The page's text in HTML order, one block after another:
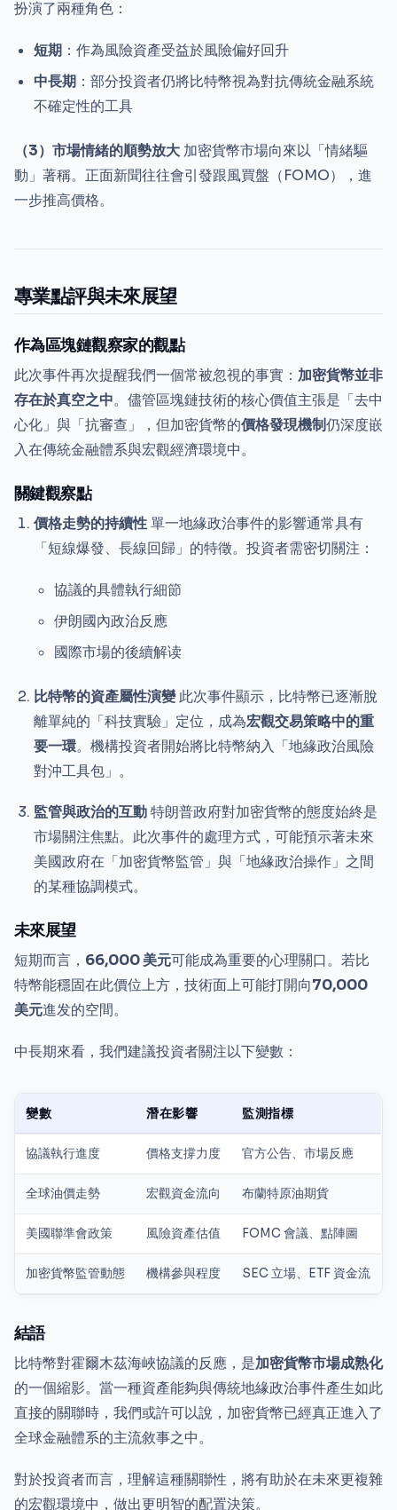
扮演了兩種角色：
短期 ：作為風險資產受益於風險偏好回升
中長期 ：部分投資者仍將比特幣視為對抗傳統金融系統
不確定性的工具
（3）市場情緒的順勢放大 加密貨幣市場向來以「情緒驅
動」著稱。正面新聞往往會引發跟風買盤（FOMO），進
一步推高價格。
專業點評與未來展望
作為區塊鏈觀察家的觀點
此次事件再次提醒我們一個常被忽視的事實： 加密貨幣並非
存在於真空之中。儘管區塊鏈技術的核心價值主張是「去中
心化」與「抗審查」，但加密貨幣的價格發現機制仍深度嵌
入在傳統金融體系與宏觀經濟環境中。
關鍵觀察點
價格走勢的持續性單一地緣政治事件的影響通常具有
「短線爆發、長線回歸」的特徵。投資者需密切關注：
協議的具體執行細節
伊朗國內政治反應
國際市場的後續解读
比特幣的資產屬性演變此次事件顯示，比特幣已逐漸脫
離單純的「科技實驗」定位，成為宏觀交易策略中的重
要一環。機構投資者開始將比特幣納入「地緣政治風險
對沖工具包」。
監管與政治的互動特朗普政府對加密貨幣的態度始終是
市場關注焦點。此次事件的處理方式，可能預示著未來
美國政府在「加密貨幣監管」與「地緣政治操作」之間
的某種協調模式。
未來展望
短期而言， 66,000 美元可能成為重要的心理關口。若比
特幣能穩固在此價位上方，技術面上可能打開向70,000
美元進发的空間。
中長期來看，我們建議投資者關注以下變數：
變數 潛在影響 監測指標
協議執行進度 價格支撐力度 官方公告、市場反應
全球油價走勢 宏觀資金流向 布蘭特原油期貨
美國聯準會政策 風險資產估值 FOMC 會議、點陣圖
加密貨幣監管動態 機構參與程度 SEC 立場、ETF 資金流
結語
比特幣對霍爾木茲海峽協議的反應，是加密貨幣市場成熟化
的一個縮影。當一種資產能夠與傳統地緣政治事件產生如此
直接的關聯時，我們或許可以說，加密貨幣已經真正進入了
全球金融體系的主流敘事之中。
對於投資者而言，理解這種關聯性，將有助於在未來更複雜
的宏觀環境中，做出更明智的配置決策。